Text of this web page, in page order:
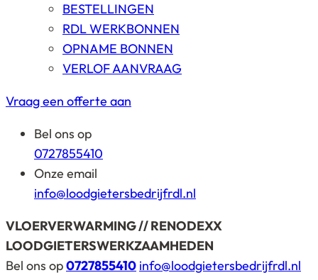
BESTELLINGEN
RDL WERKBONNEN
OPNAME BONNEN
VERLOF AANVRAAG
Vraag een offerte aan
Bel ons op
0727855410
Onze email
info@loodgietersbedrijfrdl.nl
VLOERVERWARMING // RENODEXX
LOODGIETERSWERKZAAMHEDEN
Bel ons op0727855410 info@loodgietersbedrijfrdl.nl